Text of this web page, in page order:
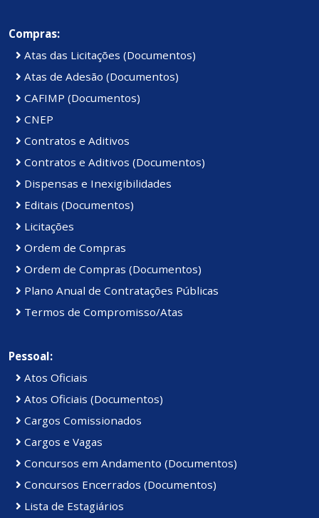
Compras:
Atas das Licitações (Documentos)
Atas de Adesão (Documentos)
CAFIMP (Documentos)
CNEP
Contratos e Aditivos
Contratos e Aditivos (Documentos)
Dispensas e Inexigibilidades
Editais (Documentos)
Licitações
Ordem de Compras
Ordem de Compras (Documentos)
Plano Anual de Contratações Públicas
Termos de Compromisso/Atas
Pessoal:
Atos Oficiais
Atos Oficiais (Documentos)
Cargos Comissionados
Cargos e Vagas
Concursos em Andamento (Documentos)
Concursos Encerrados (Documentos)
Lista de Estagiários